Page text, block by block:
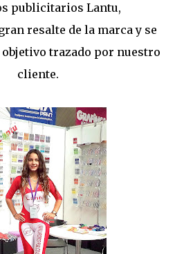
publicitarios Lantu,
resalte de la marca y se
trazado por nuestro
cliente.